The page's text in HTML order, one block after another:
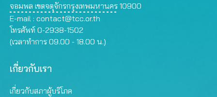
จอมพล เขตจตุจักรกรุงเทพมหานคร 10900
E-mail : contact@tcc.or.th
โทรศัพท์ 0-2938-1502
(เวลาทำการ 09.00 - 18.00 น.)
เกี่ยวกับเรา
เกี่ยวกับสภาผู้บริโภค